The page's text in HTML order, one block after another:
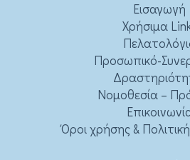
Εισαγωγή
Χρήσιμα
Προσωπικό-
Νομοθεσία –
Όροι χρήσης &